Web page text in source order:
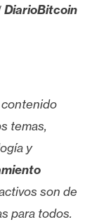
DiarioBitcoin
temas,
y
son de
para todos.